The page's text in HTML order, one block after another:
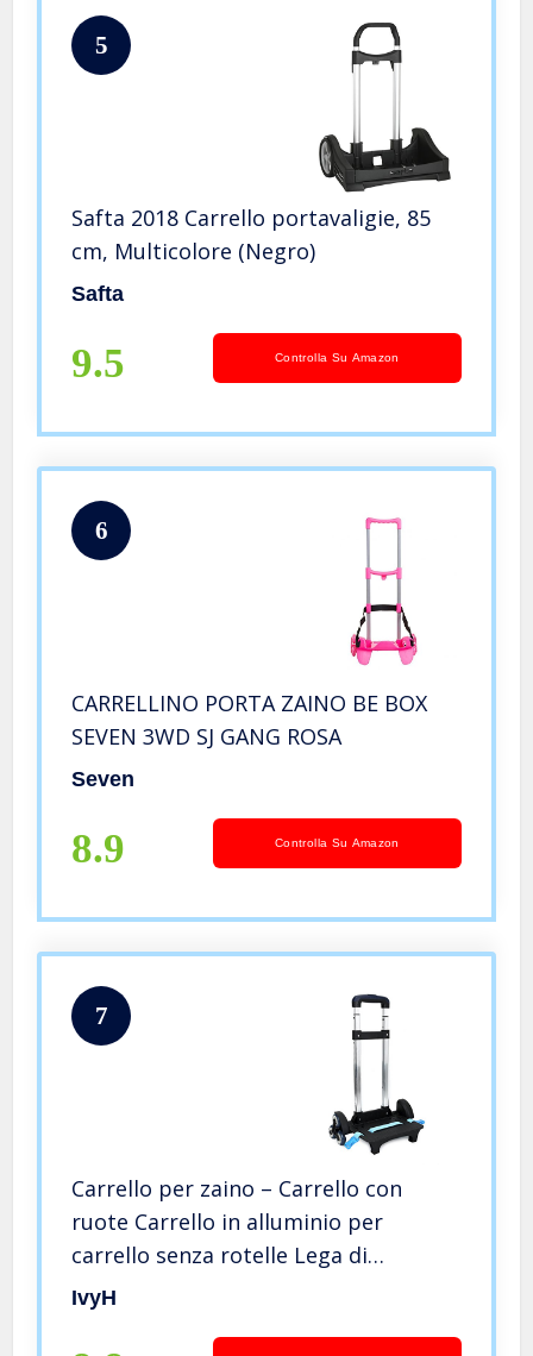
5
Safta 2018 Carrello portavaligie, 85
cm, Multicolore (Negro)
Safta
9.5 Controlla Su Amazon
6
CARRELLINO PORTA ZAINO BE BOX
SEVEN 3WD SJ GANG ROSA
Seven
8.9 Controlla Su Amazon
7
Carrello per zaino – Carrello con
ruote Carrello in alluminio per
carrello senza rotelle Lega di
alluminio (blu, 6 ruote)
IvyH